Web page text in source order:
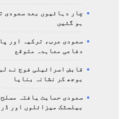
چار دہائیوں بعد سعودی
ہو گئیں
سعودی عرب، ترکیہ اور
دفاعی معاہدہ متوقع
قابض اسرائیلی فوج نے
بوجھ کر نشانہ بنایا
سعودی حمایت یافتہ
بیلسٹک میزائلوں اور